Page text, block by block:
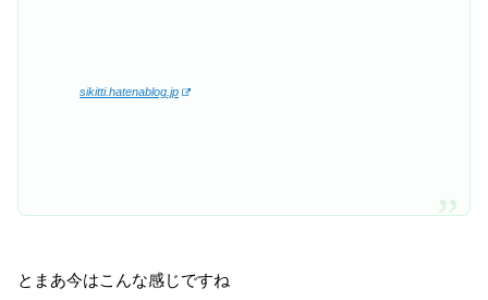
sikitti.hatenablog.jp
とまあ今はこんな感じですね